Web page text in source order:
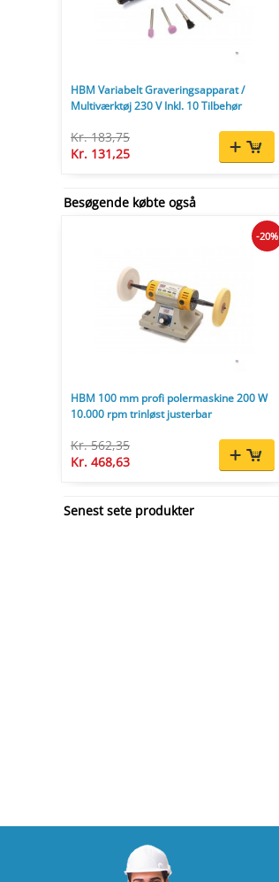
HBM Variabelt Graveringsapparat /
Multiværktøj 230 V Inkl. 10 Tilbehør
Kr. 183,75
Kr. 131,25
Besøgende købte også
HBM 100 mm profi polermaskine 200 W
10.000 rpm trinløst justerbar
Kr. 562,35
Kr. 468,63
-20%
Senest sete produkter